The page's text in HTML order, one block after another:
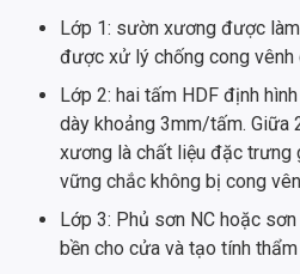
Lớp 1: sườn xương được
được xử lý chống cong
Lớp 2: hai tấm HDF định
dày khoảng 3mm/tấm. Giữa
xương là chất liệu đặc trưng
vững chắc không bị cong
Lớp 3: Phủ sơn NC hoặc
bền cho cửa và tạo tính